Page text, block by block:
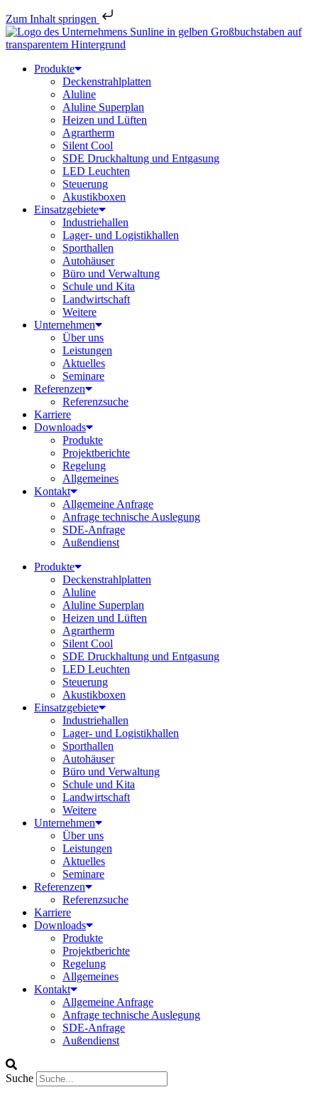
Zum Inhalt springen
Produkte
Deckenstrahlplatten
Aluline
Aluline Superplan
Heizen und Lüften
Agrartherm
Silent Cool
SDE Druckhaltung und Entgasung
LED Leuchten
Steuerung
Akustikboxen
Einsatzgebiete
Industriehallen
Lager- und Logistikhallen
Sporthallen
Autohäuser
Büro und Verwaltung
Schule und Kita
Landwirtschaft
Weitere
Unternehmen
Über uns
Leistungen
Aktuelles
Seminare
Referenzen
Referenzsuche
Karriere
Downloads
Produkte
Projektberichte
Regelung
Allgemeines
Kontakt
Allgemeine Anfrage
Anfrage technische Auslegung
SDE-Anfrage
Außendienst
Produkte
Deckenstrahlplatten
Aluline
Aluline Superplan
Heizen und Lüften
Agrartherm
Silent Cool
SDE Druckhaltung und Entgasung
LED Leuchten
Steuerung
Akustikboxen
Einsatzgebiete
Industriehallen
Lager- und Logistikhallen
Sporthallen
Autohäuser
Büro und Verwaltung
Schule und Kita
Landwirtschaft
Weitere
Unternehmen
Über uns
Leistungen
Aktuelles
Seminare
Referenzen
Referenzsuche
Karriere
Downloads
Produkte
Projektberichte
Regelung
Allgemeines
Kontakt
Allgemeine Anfrage
Anfrage technische Auslegung
SDE-Anfrage
Außendienst
Suche